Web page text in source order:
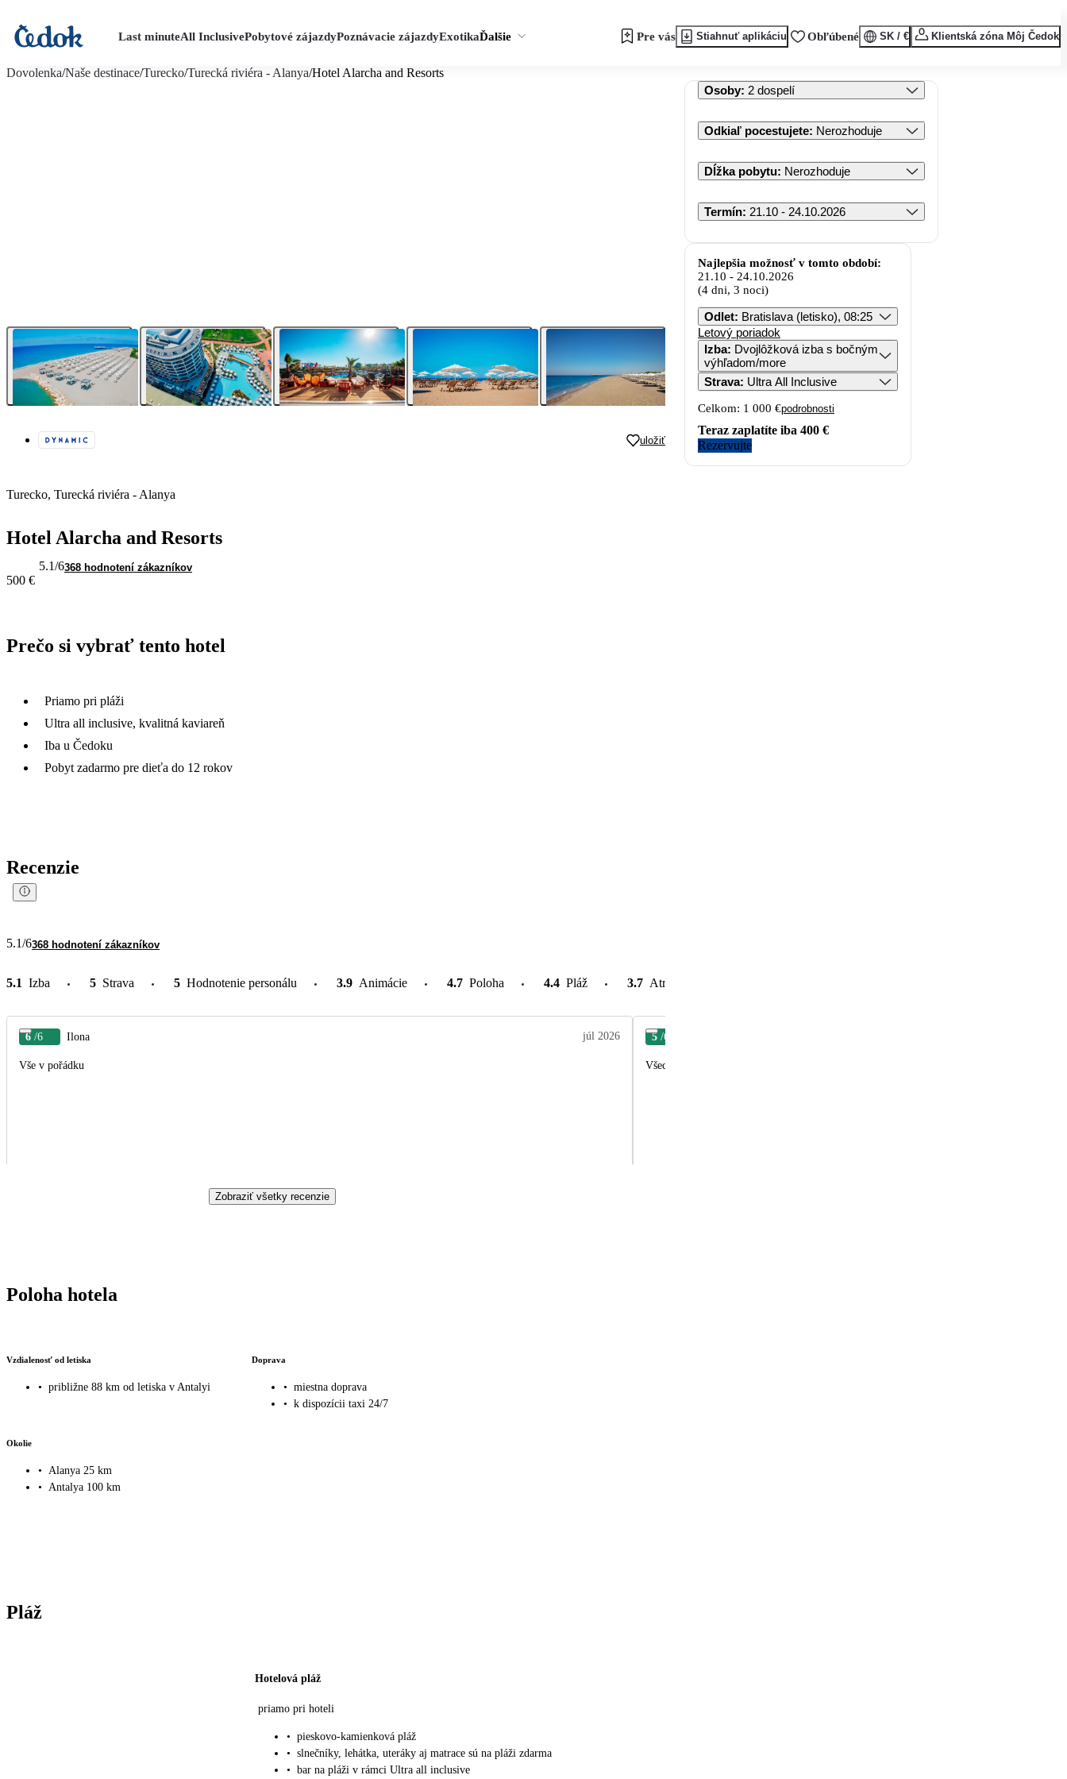
Last minuteAll InclusivePobytové zájazdyPoznávacie zájazdyExotikaĎalšie Pre vás Stiahnuť aplikáciu Obľúbené SK / € Klientská zóna Môj Čedok
Dovolenka/Naše destinace/Turecko/Turecká riviéra - Alanya/Hotel Alarcha and Resorts
uložiť
Turecko, Turecká riviéra - Alanya
Hotel Alarcha and Resorts
5.1/6368 hodnotení zákazníkov
500 €
Prečo si vybrať tento hotel
Priamo pri pláži
Ultra all inclusive, kvalitná kaviareň
Iba u Čedoku
Pobyt zadarmo pre dieťa do 12 rokov
Recenzie
5.1/6368 hodnotení zákazníkov
5.1 Izba 5 Strava 5 Hodnotenie personálu 3.9 Animácie 4.7 Poloha 4.4 Pláž 3.7 Atrakcie v okolí
6 /6 Ilona júl 2026
Vše v pořádku
5 /6
Všechno bylo v pořádku, akorát skoro denně bylo jídlo studené
Zobraziť všetky recenzie
Poloha hotela
Vzdialenosť od letiska
• približne 88 km od letiska v Antalyi
Doprava
• miestna doprava
• k dispozícii taxi 24/7
Okolie
• Alanya 25 km
• Antalya 100 km
Pláž
Hotelová pláž
priamo pri hoteli
• pieskovo-kamienková pláž
• slnečníky, lehátka, uteráky aj matrace sú na pláži zdarma
• bar na pláži v rámci Ultra all inclusive
Osoby: 2 dospelí
Odkiaľ pocestujete: Nerozhoduje
Dĺžka pobytu: Nerozhoduje
Termín: 21.10 - 24.10.2026
Najlepšia možnosť v tomto období:
21.10 - 24.10.2026
(4 dni, 3 noci)
Odlet: Bratislava (letisko), 08:25
Letový poriadok
Izba: Dvojlôžková izba s bočným
výhľadom/more
Strava: Ultra All Inclusive
Celkom: 1 000 €podrobnosti
Teraz zaplatíte iba 400 €
Rezervujte